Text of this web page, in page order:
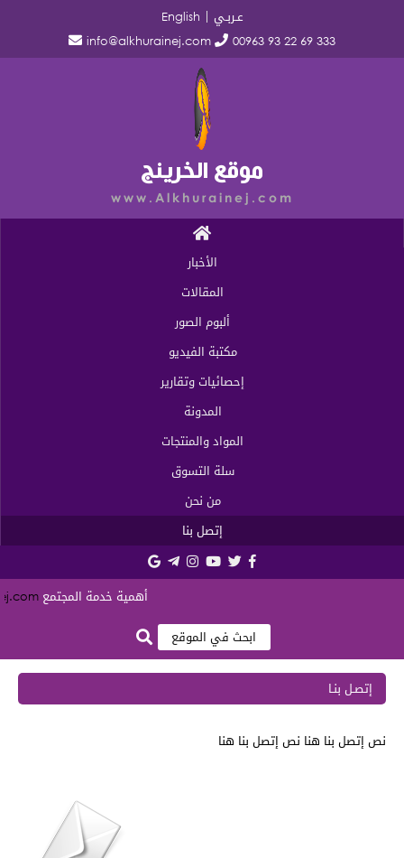
عـربـي
English
info@alkhurainej.com
00963 93 22 69 333
موقع الخرينج
www.Alkhurainej.com
الأخبار
المقالات
ألبوم الصور
مكتبة الفيديو
إحصائيات وتقارير
المدونة
المواد والمنتجات
سلة التسوق
من نحن
إتصل بنا
أهمية خدمة المجتمع
إتصـل بنـا
نص إتصل بنا هنا نص إتصل بنا هنا